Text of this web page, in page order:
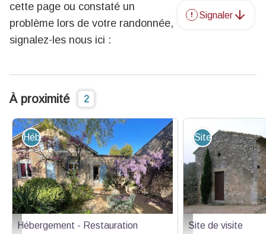
cette page ou constaté un
problème lors de votre randonnée,
signalez-les nous ici :
Signaler
À proximité 2
Gîtes de France
Hébergement - Restauration
Hébergement - Restauration Musée Maurice Pezet /
Site de visite
Site de visite